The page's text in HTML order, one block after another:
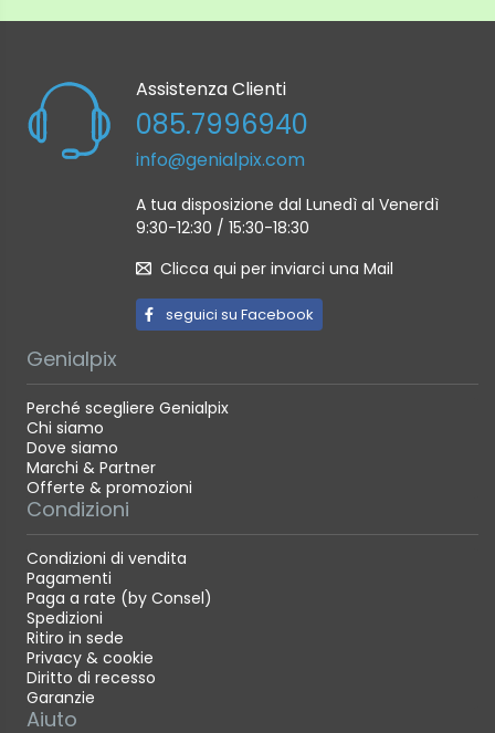
Assistenza Clienti
085.7996940
info@genialpix.com
A tua disposizione dal Lunedì al Venerdì
9:30-12:30 / 15:30-18:30
Clicca qui per inviarci una Mail
seguici su Facebook
Genialpix
Perché scegliere Genialpix
Chi siamo
Dove siamo
Marchi & Partner
Offerte & promozioni
Condizioni
Condizioni di vendita
Pagamenti
Paga a rate (by Consel)
Spedizioni
Ritiro in sede
Privacy & cookie
Diritto di recesso
Garanzie
Aiuto